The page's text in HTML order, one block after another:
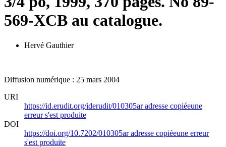
569-XCB au catalogue.
Hervé Gauthier
Diffusion numérique : 25 mars 2004
URI
https://id.erudit.org/iderudit/010305aradresse copiéeune
erreur s'est produite
DOI
https://doi.org/10.7202/010305aradresse copiéeune erreur
s'est produite